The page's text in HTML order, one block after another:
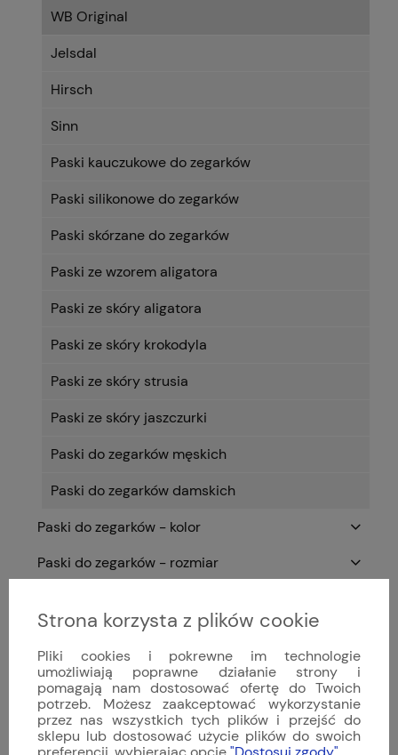
WB Original
Jelsdal
Hirsch
Sinn
Paski kauczukowe do zegarków
Paski silikonowe do zegarków
Paski skórzane do zegarków
Paski ze wzorem aligatora
Paski ze skóry aligatora
Paski ze skóry krokodyla
Paski ze skóry strusia
Paski ze skóry jaszczurki
Paski do zegarków męskich
Paski do zegarków damskich
Paski do zegarków - kolor
Paski do zegarków - rozmiar
WB Original
Hirsch
Vesuviate
Viribus Unitis
Strona korzysta z plików cookie
Pliki cookies i pokrewne im technologie
umożliwiają poprawne działanie strony i
pomagają nam dostosować ofertę do Twoich
potrzeb. Możesz zaakceptować wykorzystanie
przez nas wszystkich tych plików i przejść do
sklepu lub dostosować użycie plików do swoich